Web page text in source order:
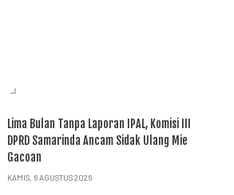
Lima Bulan Tanpa Laporan IPAL, Komisi III
DPRD Samarinda Ancam Sidak Ulang Mie
Gacoan
KAMIS, 6 AGUSTUS 2026